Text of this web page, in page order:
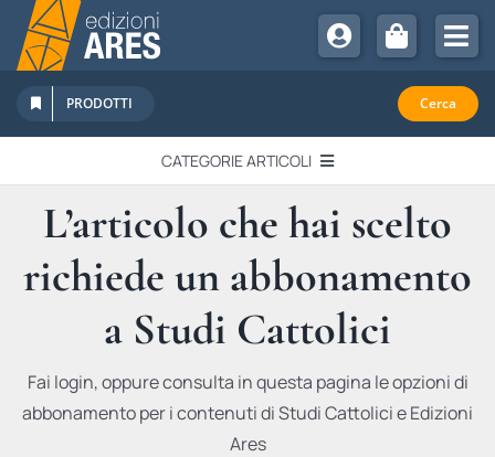
Salta
contenuto
Chi Siamo
Sostienici
Abbonamenti
Promozioni
Newsletter
PRODOTTI Cerca
CATEGORIE ARTICOLI
EDITORIALI
IN QUESTO NUMERO
RECENSIONI
L’articolo che hai scelto
richiede un abbonamento
a Studi Cattolici
Fai login, oppure consulta in questa pagina le opzioni di
abbonamento per i contenuti di Studi Cattolici e Edizioni
Ares